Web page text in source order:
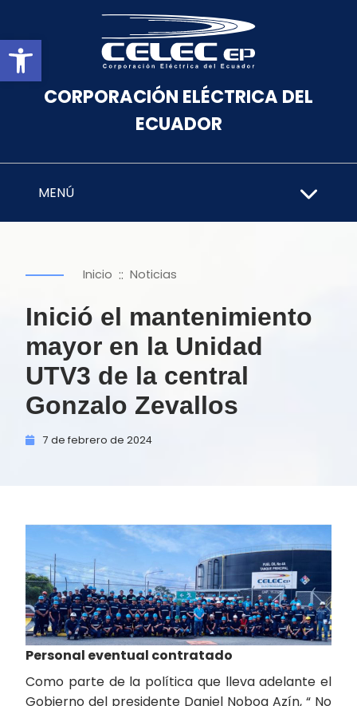
Abrir barra de herramientas
CORPORACIÓN ELÉCTRICA DEL
ECUADOR
MENÚ
Inicio :: Noticias
Inició el mantenimiento
mayor en la Unidad
UTV3 de la central
Gonzalo Zevallos
7 de febrero de 2024
Personal eventual contratado
Como parte de la política que lleva adelante el
Gobierno del presidente Daniel Noboa Azín, “ No